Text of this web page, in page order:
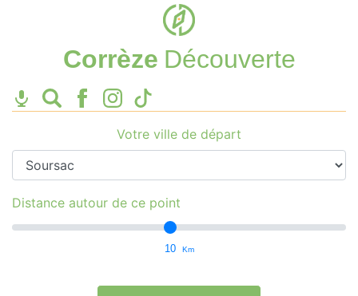
Corrèze Découverte
Votre ville de départ
Distance autour de ce point
10 Km